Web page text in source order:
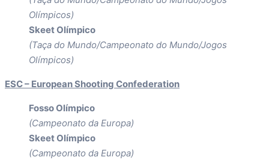
Olímpicos)
Skeet Olímpico
(Taça do Mundo/Campeonato do Mundo/Jogos
Olímpicos)
ESC – European Shooting Confederation
Fosso Olímpico
(Campeonato da Europa)
Skeet Olímpico
(Campeonato da Europa)